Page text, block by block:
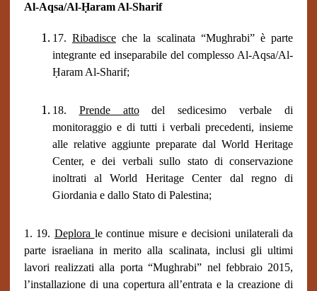
Al-Aqsa/Al-Ḥaram Al-Sharif
17. Ribadisceche la scalinata “Mughrabi” è parte
integrante ed inseparabile del complesso Al-Aqsa/Al-
Ḥaram Al-Sharif;
18. Prende attodel sedicesimo verbale di
monitoraggio e di tutti i verbali precedenti, insieme
alle relative aggiunte preparate dal World Heritage
Center, e dei verbali sullo stato di conservazione
inoltrati al World Heritage Center dal regno di
Giordania e dallo Stato di Palestina;
1. 19. Deplora le continue misure e decisioni unilaterali da
parte israeliana in merito alla scalinata, inclusi gli ultimi
lavori realizzati alla porta “Mughrabi” nel febbraio 2015,
l’installazione di una copertura all’entrata e la creazione di